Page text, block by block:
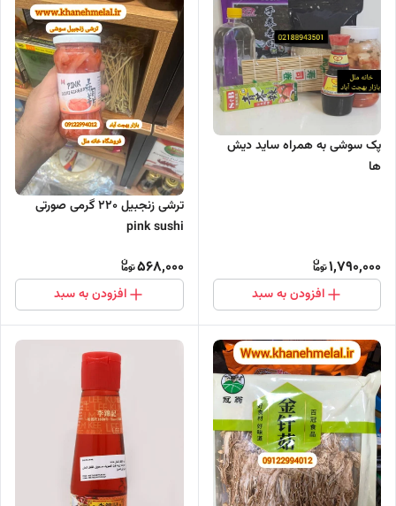
پک سوشی به همراه ساید دیش
ها
1,790,000
افزودن به سبد
ترشی زنجبیل 220 گرمی صورتی
pink sushi
568,000
افزودن به سبد